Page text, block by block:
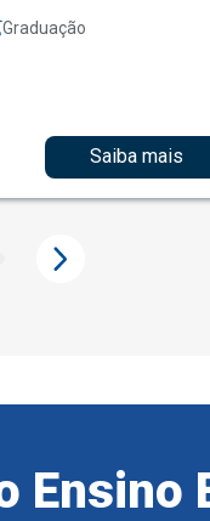
Graduação
Saiba mais
Ensino